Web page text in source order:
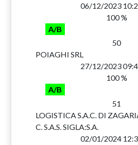
06/12/2023
100 %
A/B
50
POIAGHI SRL
27/12/2023
100 %
A/B
51
LOGISTICA S.A.C. DI
C. S.A.S. SIGLA:S.A.
02/01/2024